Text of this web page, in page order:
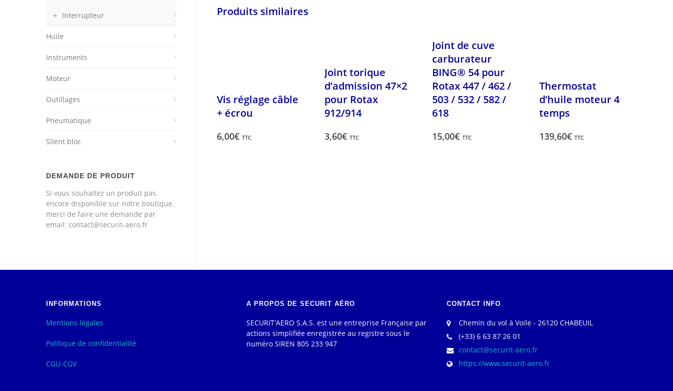
Produits similaires
Vis réglage câble
+ écrou
6,00€ TTC
Joint torique
d’admission 47×2
pour Rotax
912/914
3,60€ TTC
Joint de cuve
carburateur
BING® 54 pour
Rotax 447 / 462 /
503 / 532 / 582 /
618
15,00€ TTC
Thermostat
d’huile moteur 4
temps
139,60€ TTC
Interrupteur
Huile
Instruments
Moteur
Outillages
Pneumatique
Silent bloc
DEMANDE DE PRODUIT
Si vous souhaitez un produit pas
encore disponible sur notre boutique,
merci de faire une demande par
email: contact@securit-aero.fr
INFORMATIONS
Mentions légales
Politique de confidentialité
CGU-CGV
A PROPOS DE SECURIT AÉRO
SECURIT'AERO S.A.S. est une entreprise Française par
actions simplifiée enregistrée au registre sous le
numéro SIREN 805 233 947
CONTACT INFO
Chemin du vol à Voile - 26120 CHABEUIL
(+33) 6 63 87 26 01
contact@securit-aero.fr
https://www.securit-aero.fr